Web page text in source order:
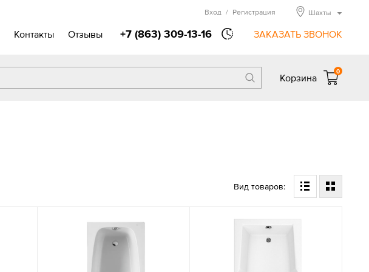
Контакты Отзывы +7 (863) 309-13-16 ЗАКАЗАТЬ ЗВОНОК
Вход / Регистрация Шахты
Корзина
0
Вид товаров: